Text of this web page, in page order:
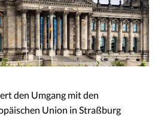
den Umgang mit den
Union in Straßburg